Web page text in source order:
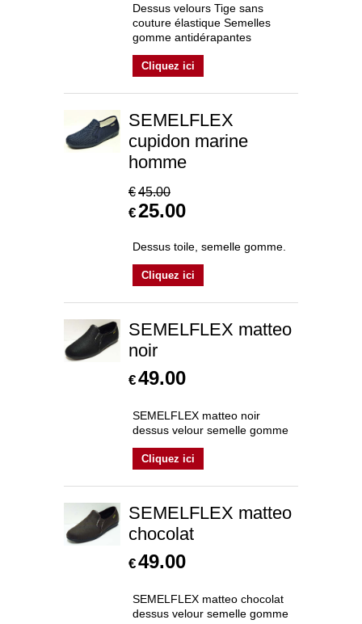
Dessus velours Tige sans
couture élastique Semelles
gomme antidérapantes
Cliquez ici
SEMELFLEX
cupidon marine
homme
€45.00
€25.00
Dessus toile, semelle gomme.
Cliquez ici
SEMELFLEX matteo
noir
€49.00
SEMELFLEX matteo noir
dessus velour semelle gomme
Cliquez ici
SEMELFLEX matteo
chocolat
€49.00
SEMELFLEX matteo chocolat
dessus velour semelle gomme